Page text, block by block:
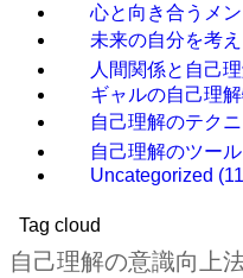
心と向き合うメ
未来の自分を考
人間関係と自己
ギャルの自己理
自己理解のテク
自己理解のツー
Uncategorized
Tag cloud
自己理解の意識向上